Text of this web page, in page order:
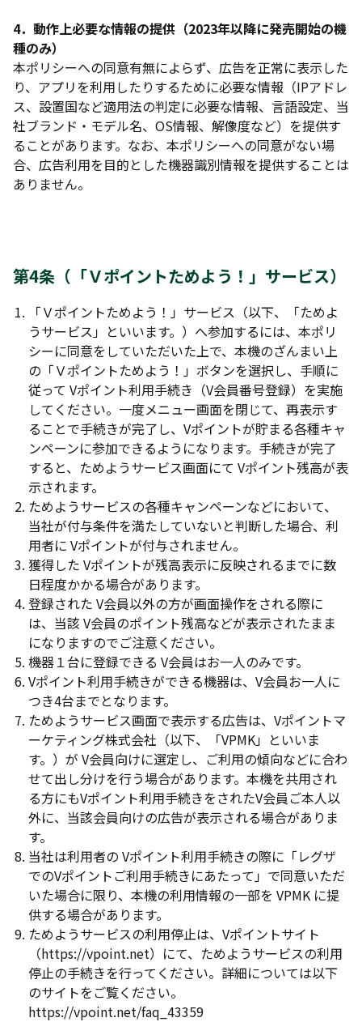
4．動作上必要な情報の提供（2023年以降に発売開始の機
種のみ）
本ポリシーへの同意有無によらず、広告を正常に表示した
り、アプリを利用したりするために必要な情報（IPアドレ
ス、設置国など適用法の判定に必要な情報、言語設定、当
社ブランド・モデル名、OS情報、解像度など）を提供す
ることがあります。なお、本ポリシーへの同意がない場
合、広告利用を目的とした機器識別情報を提供することは
ありません。
第4条（「Ｖポイントためよう！」サービス）
「Ｖポイントためよう！」サービス（以下、「ためよ
うサービス」といいます。）へ参加するには、本ポリ
シーに同意をしていただいた上で、本機のざんまい上
の「Ｖポイントためよう！」ボタンを選択し、手順に
従って Vポイント利用手続き（V会員番号登録）を実施
してください。一度メニュー画面を閉じて、再表示す
ることで手続きが完了し、Vポイントが貯まる各種キャ
ンペーンに参加できるようになります。手続きが完了
すると、ためようサービス画面にて Vポイント残高が表
示されます。
ためようサービスの各種キャンペーンなどにおいて、
当社が付与条件を満たしていないと判断した場合、利
用者に Vポイントが付与されません。
獲得した Vポイントが残高表示に反映されるまでに数
日程度かかる場合があります。
登録された V会員以外の方が画面操作をされる際に
は、当該 V会員のポイント残高などが表示されたまま
になりますのでご注意ください。
機器１台に登録できる V会員はお一人のみです。
Vポイント利用手続きができる機器は、V会員お一人に
つき4台までとなります。
ためようサービス画面で表示する広告は、Vポイントマ
ーケティング株式会社（以下、「VPMK」といいま
す。）が V会員向けに選定し、ご利用の傾向などに合わ
せて出し分けを行う場合があります。本機を共用され
る方にもVポイント利用手続きをされたV会員ご本人以
外に、当該会員向けの広告が表示される場合がありま
す。
当社は利用者の Vポイント利用手続きの際に「レグザ
でのVポイントご利用手続きにあたって」で同意いただ
いた場合に限り、本機の利用情報の一部を VPMK に提
供する場合があります。
ためようサービスの利用停止は、Vポイントサイト
（https://vpoint.net）にて、ためようサービスの利用
停止の手続きを行ってください。詳細については以下
のサイトをご覧ください。
https://vpoint.net/faq_43359